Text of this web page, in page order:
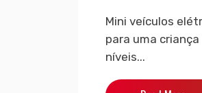
Mini veículos
para uma
níveis...